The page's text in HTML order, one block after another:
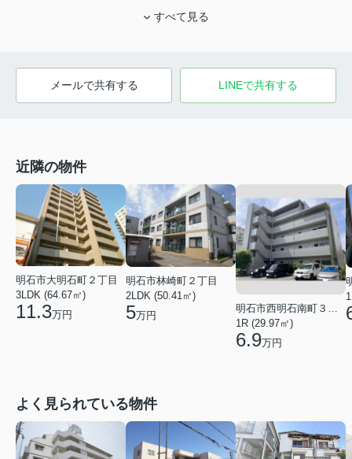
すべて見る
メールで共有する LINEで共有する
近隣の物件
明石市大明石町２丁目
3LDK (64.67㎡)
11.3万円
明石市林崎町２丁目
2LDK (50.41㎡)
5万円
明石市西明石南町３丁目
1R (29.97㎡)
6.9万円
よく見られている物件